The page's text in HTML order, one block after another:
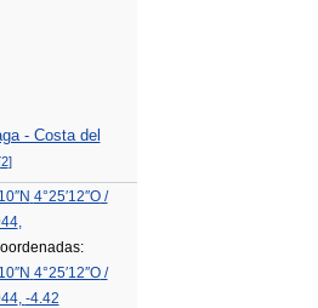
- Costa del
2]
4°25′12″O/
,
4°25′12″O/
, -4.42